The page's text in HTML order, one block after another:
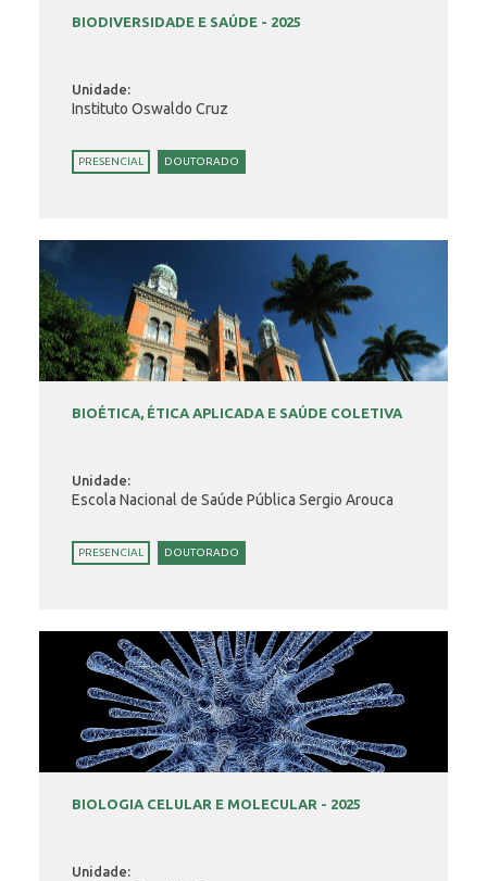
BIODIVERSIDADE E SAÚDE - 2025
Unidade:
Instituto Oswaldo Cruz
PRESENCIAL DOUTORADO
BIOÉTICA, ÉTICA APLICADA E SAÚDE COLETIVA
Unidade:
Escola Nacional de Saúde Pública Sergio Arouca
PRESENCIAL DOUTORADO
BIOLOGIA CELULAR E MOLECULAR - 2025
Unidade: